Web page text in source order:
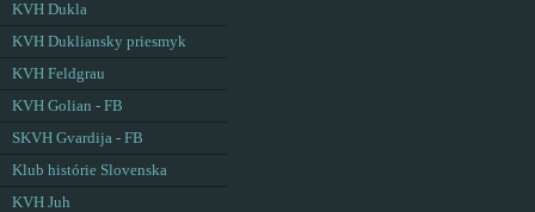
KVH Dukla
KVH Dukliansky priesmyk
KVH Feldgrau
KVH Golian - FB
SKVH Gvardija - FB
Klub histórie Slovenska
KVH Juh